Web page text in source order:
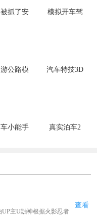
抓了安
模拟开车驾
公路模
汽车特技3D
小能手
真实泊车2
主U鼬神根据火影忍者
查看